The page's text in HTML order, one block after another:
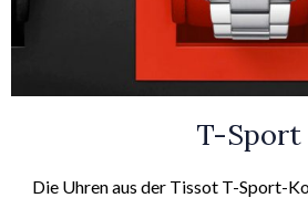
T-Sport
Die Uhren aus der Tissot T-Sport-